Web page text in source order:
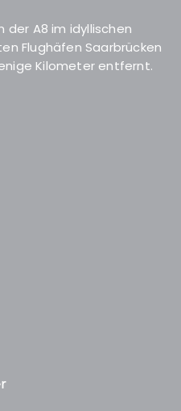
der A8 im idyllischen
Flughäfen Saarbrücken
Kilometer entfernt.